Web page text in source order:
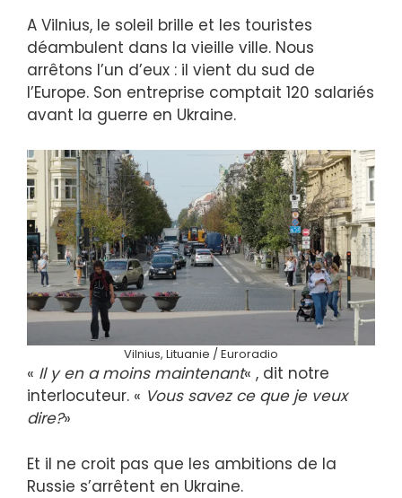
A Vilnius, le soleil brille et les touristes
déambulent dans la vieille ville. Nous
arrêtons l’un d’eux : il vient du sud de
l’Europe. Son entreprise comptait 120 salariés
avant la guerre en Ukraine.
Vilnius, Lituanie / Euroradio
« Il y en a moins maintenant« , dit notre
interlocuteur. « Vous savez ce que je veux
dire?»
Et il ne croit pas que les ambitions de la
Russie s’arrêtent en Ukraine.